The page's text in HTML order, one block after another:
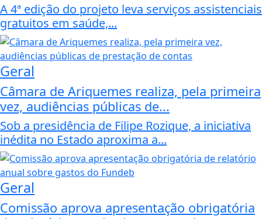
A 4ª edição do projeto leva serviços assistenciais
gratuitos em saúde,...
Geral
Câmara de Ariquemes realiza, pela primeira
vez, audiências públicas de...
Sob a presidência de Filipe Rozique, a iniciativa
inédita no Estado aproxima a...
Geral
Comissão aprova apresentação obrigatória